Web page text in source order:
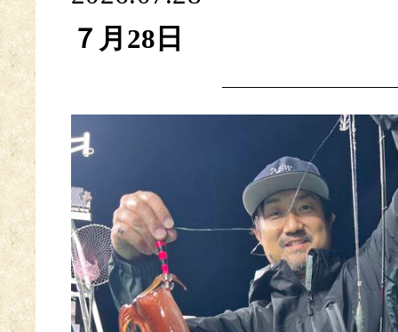
７月28日